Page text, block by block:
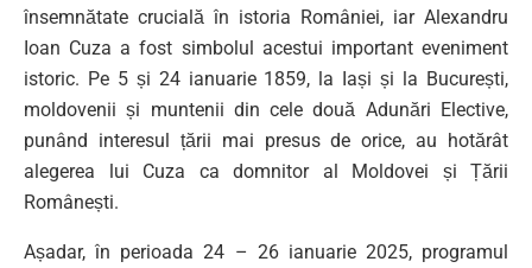
însemnătate crucială în istoria României, iar Alexandru
Ioan Cuza a fost simbolul acestui important eveniment
istoric. Pe 5 și 24 ianuarie 1859, la Iași și la București,
moldovenii și muntenii din cele două Adunări Elective,
punând interesul țării mai presus de orice, au hotărât
alegerea lui Cuza ca domnitor al Moldovei și Țării
Românești.
Așadar, în perioada 24 – 26 ianuarie 2025, programul